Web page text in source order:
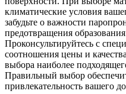
климатические условия
забудьте о важности
предотвращения
Проконсультируйтесь с
соотношения цены и
выбора наиболее
Правильный выбор
привлекательность вашего